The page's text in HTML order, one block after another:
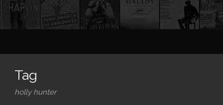
Tag
holly hunter